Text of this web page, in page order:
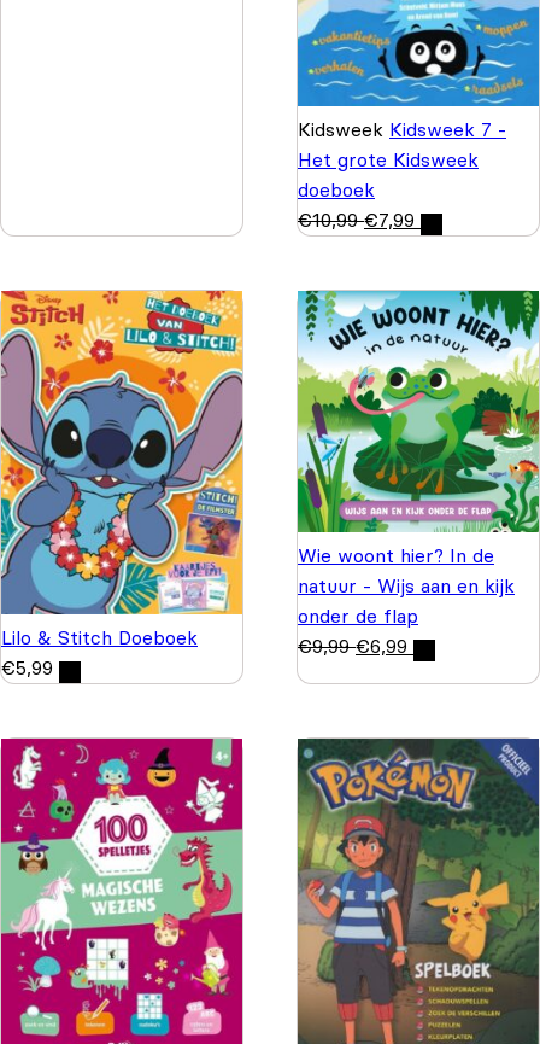
Kidsweek Kidsweek 7 -
Het grote Kidsweek
doeboek
€10,99 €7,99
Lilo & Stitch Doeboek
€5,99
Wie woont hier? In de
natuur - Wijs aan en kijk
onder de flap
€9,99 €6,99